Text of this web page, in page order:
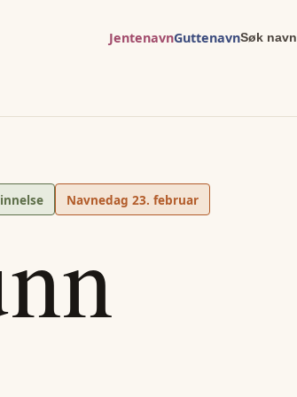
JentenavnGuttenavnSøk navn
Navnedag 23. februar